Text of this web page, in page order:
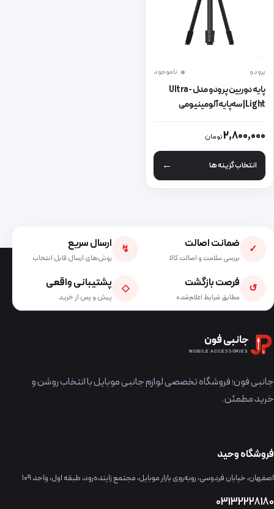
پرودو ناموجود
پایه دوربین پرودو مدل Ultra-
Light | سه‌پایه آلومینیومی
2,800,000تومان
انتخاب گزینه ها
این محصول دارای انواع مختلفی می باشد. گزینه ها ممکن است در
✓ ضمانت اصالت
بررسی سلامت و اصالت کالا
↯ ارسال سریع
روش‌های ارسال قابل انتخاب
↺ فرصت بازگشت
مطابق شرایط اعلام‌شده
◇ پشتیبانی واقعی
پیش و پس از خرید
جانبی فون
MOBILE ACCESSORIES
جانبی فون؛ فروشگاه تخصصی لوازم جانبی موبایل با انتخاب روشن و
خرید مطمئن.
فروشگاه وحید
اصفهان، خیابان فردوسی، روبه‌روی بازار موبایل، مجتمع زاینده‌رود، طبقه اول، واحد ۱۰۹
03132228180